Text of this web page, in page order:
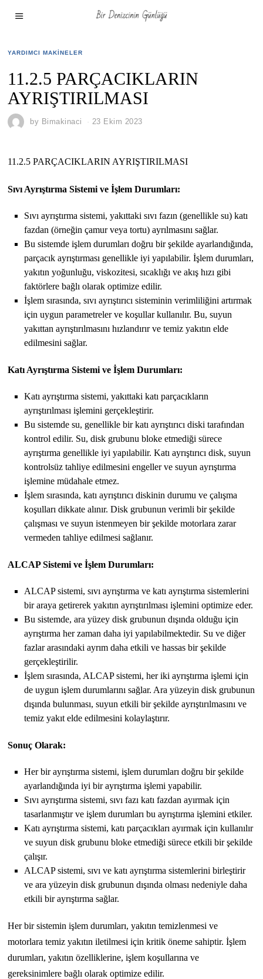
YARDIMCI MAKINELER
11.2.5 PARÇACIKLARIN
AYRIŞTIRILMASI
by Bimakinaci 23 Ekim 2023
11.2.5 PARÇACIKLARIN AYRIŞTIRILMASI
Sıvı Ayrıştırma Sistemi ve İşlem Durumları:
Sıvı ayrıştırma sistemi, yakıttaki sıvı fazın (genellikle su) katı
fazdan (örneğin çamur veya tortu) ayrılmasını sağlar.
Bu sistemde işlem durumları doğru bir şekilde ayarlandığında,
parçacık ayrıştırması genellikle iyi yapılabilir. İşlem durumları,
yakıtın yoğunluğu, viskozitesi, sıcaklığı ve akış hızı gibi
faktörlere bağlı olarak optimize edilir.
İşlem sırasında, sıvı ayrıştırıcı sisteminin verimliliğini artırmak
için uygun parametreler ve koşullar kullanılır. Bu, suyun
yakıttan ayrıştırılmasını hızlandırır ve temiz yakıtın elde
edilmesini sağlar.
Katı Ayrıştırma Sistemi ve İşlem Durumları:
Katı ayrıştırma sistemi, yakıttaki katı parçacıkların
ayrıştırılması işlemini gerçekleştirir.
Bu sistemde su, genellikle bir katı ayrıştırıcı diski tarafından
kontrol edilir. Su, disk grubunu bloke etmediği sürece
ayrıştırma genellikle iyi yapılabilir. Katı ayrıştırıcı disk, suyun
kontrolsüz tahliye edilmesini engeller ve suyun ayrıştırma
işlemine müdahale etmez.
İşlem sırasında, katı ayrıştırıcı diskinin durumu ve çalışma
koşulları dikkate alınır. Disk grubunun verimli bir şekilde
çalışması ve suyun istenmeyen bir şekilde motorlara zarar
vermeden tahliye edilmesi sağlanır.
ALCAP Sistemi ve İşlem Durumları:
ALCAP sistemi, sıvı ayrıştırma ve katı ayrıştırma sistemlerini
bir araya getirerek yakıtın ayrıştırılması işlemini optimize eder.
Bu sistemde, ara yüzey disk grubunun dışında olduğu için
ayrıştırma her zaman daha iyi yapılabilmektedir. Su ve diğer
fazlar arasındaki ayrım daha etkili ve hassas bir şekilde
gerçekleştirilir.
İşlem sırasında, ALCAP sistemi, her iki ayrıştırma işlemi için
de uygun işlem durumlarını sağlar. Ara yüzeyin disk grubunun
dışında bulunması, suyun etkili bir şekilde ayrıştırılmasını ve
temiz yakıt elde edilmesini kolaylaştırır.
Sonuç Olarak:
Her bir ayrıştırma sistemi, işlem durumları doğru bir şekilde
ayarlandığında iyi bir ayrıştırma işlemi yapabilir.
Sıvı ayrıştırma sistemi, sıvı fazı katı fazdan ayırmak için
tasarlanmıştır ve işlem durumları bu ayrıştırma işlemini etkiler.
Katı ayrıştırma sistemi, katı parçacıkları ayırmak için kullanılır
ve suyun disk grubunu bloke etmediği sürece etkili bir şekilde
çalışır.
ALCAP sistemi, sıvı ve katı ayrıştırma sistemlerini birleştirir
ve ara yüzeyin disk grubunun dışında olması nedeniyle daha
etkili bir ayrıştırma sağlar.
Her bir sistemin işlem durumları, yakıtın temizlenmesi ve
motorlara temiz yakıtın iletilmesi için kritik öneme sahiptir. İşlem
durumları, yakıtın özelliklerine, işlem koşullarına ve
gereksinimlere bağlı olarak optimize edilir.